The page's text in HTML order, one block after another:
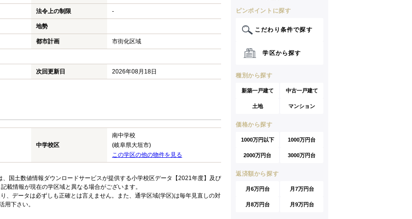
法令上の制限 -
地勢
都市計画 市街化区域
次回更新日
2026年08月18日
中学校区
南中学校
(岐阜県大垣市)
この学区の他の物件を見る
国土数値情報ダウンロードサービスが提供する小学校区データ【2021年度】及び
載情報が現在の学区域と異なる場合がございます。
、データは必ずしも正確とは言えません。また、通学区域(学区)は毎年見直しの対
用下さい。
ピンポイントに探す
こだわり条件で探す
学区から探す
種別から探す
新築一戸建て 中古一戸建て
土地 マンション
価格から探す
1000万円以下 1000万円台
2000万円台 3000万円台
返済額から探す
月6万円台 月7万円台
月8万円台 月9万円台